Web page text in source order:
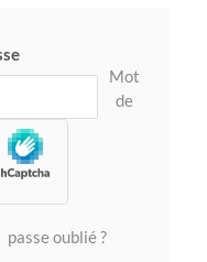
Mot
de
passe oublié ?